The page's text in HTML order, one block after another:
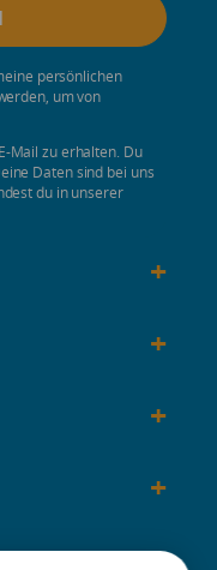
persönlichen
um von
Mail zu erhalten. Du
Daten sind bei uns
du in unserer
+
+
+
+
+